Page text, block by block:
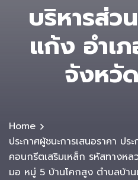
บริหารส่ว
แก้ง อำเ
จังหวั
Home
ประกาศผู้ชนะการเสนอราคา ป
คอนกรีตเสริมเหล็ก รหัสทางห
มอ หมู่ 5 บ้านโคกสูง ตำบลบ้า